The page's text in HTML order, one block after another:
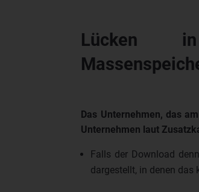
Lücken in
Das Unternehmen, das
Unternehmen laut
Falls der Download
dargestellt, in denen das